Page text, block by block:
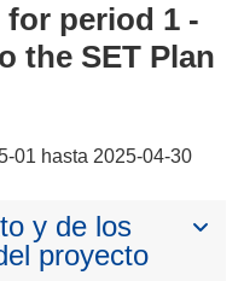
period 1 -
the SET Plan
01 hasta 2025-04-30
y de los
proyecto